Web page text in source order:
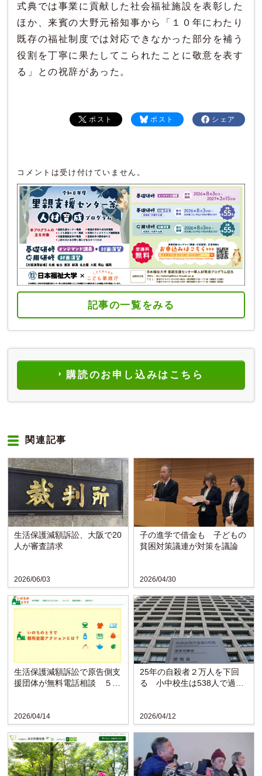
式典では事業に貢献した社会福祉施設を表彰した
ほか、来賓の大野元裕知事から「１０年にわたり
既存の福祉制度では対応できなかった部分を補う
役割を丁寧に果たしてこられたことに敬意を表す
る」との祝辞があった。
シェア
ポスト
ポスト
コメントは受け付けていません。
記事の一覧をみる
購読のお申し込みはこちら
関連記事
2026/06/03
生活保護減額訴訟、大阪で20
人が審査請求
2026/04/30
子の進学で借金も 子どもの
貧困対策議連が対策を議論
2026/04/14
生活保護減額訴訟で原告側支
援団体が無料電話相談 ５月
2026/04/12
25年の自殺者２万人を下回
る 小中校生は538人で過去